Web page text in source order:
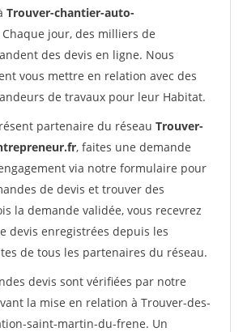
Trouver-chantier-auto-
Chaque jour, des milliers de
des devis en ligne. Nous
vous mettre en relation avec des
de travaux pour leur Habitat.
partenaire du réseau Trouver-
, faites une demande
via notre formulaire pour
de devis et trouver des
la demande validée, vous recevrez
devis enregistrées depuis les
de tous les partenaires du réseau.
devis sont vérifiées par notre
la mise en relation à Trouver-des-
saint-martin-du-frene. Un